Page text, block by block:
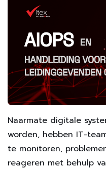
Naarmate digitale
worden, hebben IT-
te monitoren,
reageren met behulp